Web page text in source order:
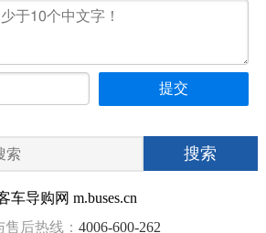
车导购网 m.buses.cn
后热线： 4006-600-262